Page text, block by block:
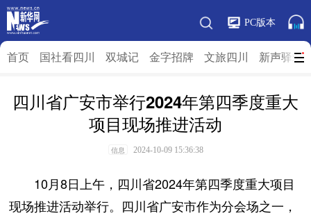
PC版本
首页 国社看四川 双城记 金字招牌 文旅四川 新声驿站
四川省广安市举行2024年第四季度重大
项目现场推进活动
信息 2024-10-09 15:36:38
10月8日上午，四川省2024年第四季度重大项目
现场推进活动举行。四川省广安市作为分会场之一，